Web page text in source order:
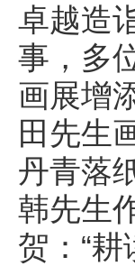
卓越造
事，多
画展增
田先生
丹青落
韩先生
贺：“